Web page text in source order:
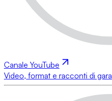
Canale YouTube
Video, format e racconti di gara